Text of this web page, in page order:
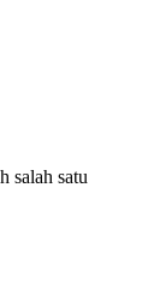
salah satu